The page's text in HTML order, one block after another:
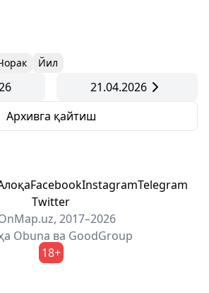
Йил
21.04.2026
Архивга қайтиш
FacebookInstagramTelegram
Twitter
2017–2026
Obuna ва GoodGroup
18+